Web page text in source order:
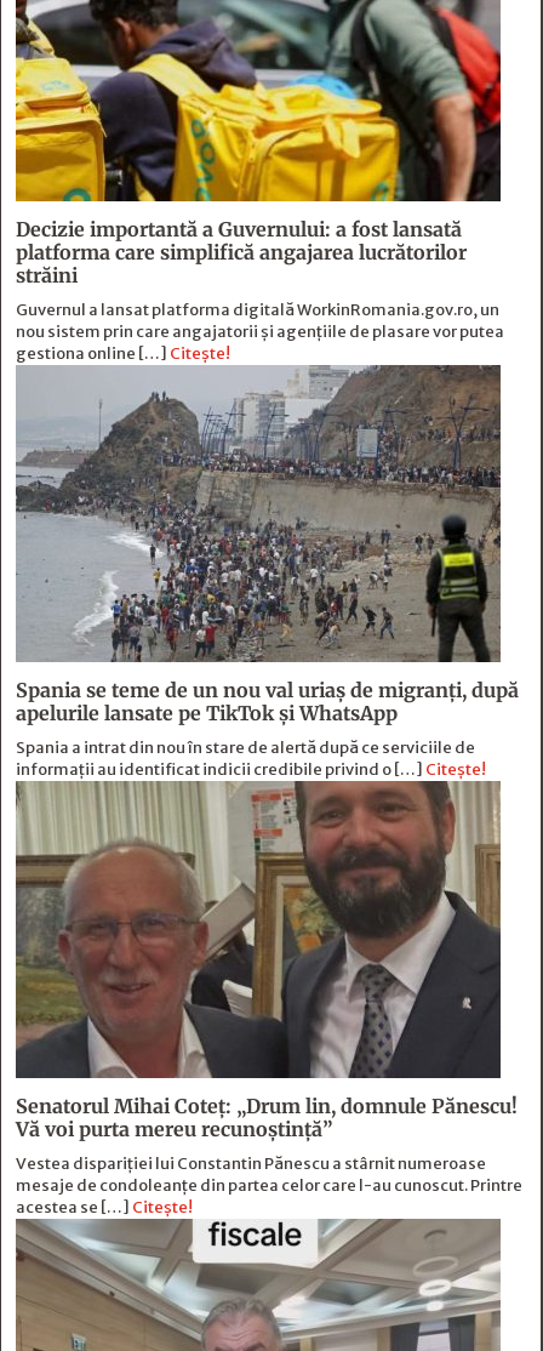
Decizie importantă a Guvernului: a fost lansată
platforma care simplifică angajarea lucrătorilor
străini
Guvernul a lansat platforma digitală WorkinRomania.gov.ro, un
nou sistem prin care angajatorii și agențiile de plasare vor putea
gestiona online […] Citește!
Spania se teme de un nou val uriaș de migranți, după
apelurile lansate pe TikTok și WhatsApp
Spania a intrat din nou în stare de alertă după ce serviciile de
informații au identificat indicii credibile privind o […] Citește!
Senatorul Mihai Coteț: „Drum lin, domnule Pănescu!
Vă voi purta mereu recunoștință”
Vestea dispariției lui Constantin Pănescu a stârnit numeroase
mesaje de condoleanțe din partea celor care l-au cunoscut. Printre
acestea se […] Citește!